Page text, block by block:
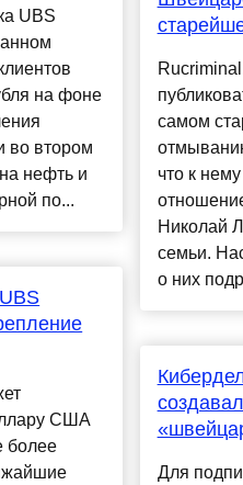
UBS
на фоне
во втором
нефть и
по...
США
более
самом
что к
Николай
семьи.
о них
Для